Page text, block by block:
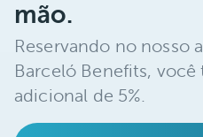
mão.
Reservando no nosso
Barceló Benefits,
adicional de 5%.